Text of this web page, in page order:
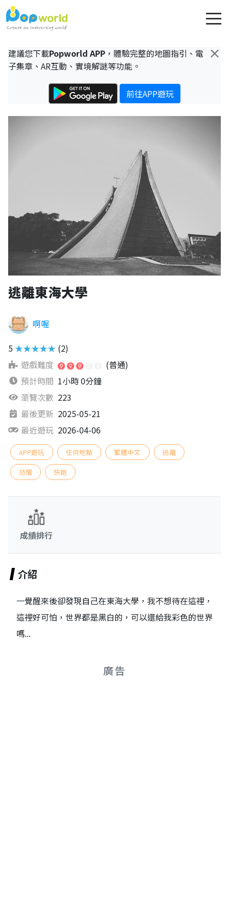
×
建議您下載Popworld APP ，體驗完整的地圖指引、電
子集章、AR互動、實境解謎等功能。
前往APP遊玩
逃離東海大學
啊喔
5 ★★★★★ (2)
遊戲難度
(普通)
預計時間 1小時 0分鐘
瀏覽次數 223
最後更新 2025-05-21
最近遊玩 2026-04-06
APP遊玩 任何地點 繁體中文 逃離
恐懼 快跑
成績排行
介紹
一覺醒來後卻發現自己在東海大學，我不想待在這裡，
這裡好可怕，世界都是黑白的，可以還給我彩色的世界
嗎...
廣告